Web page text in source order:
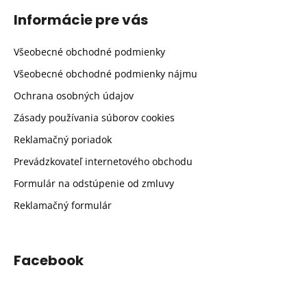
Informácie pre vás
Všeobecné obchodné podmienky
Všeobecné obchodné podmienky nájmu
Ochrana osobných údajov
Zásady používania súborov cookies
Reklamačný poriadok
Prevádzkovateľ internetového obchodu
Formulár na odstúpenie od zmluvy
Reklamačný formulár
Facebook